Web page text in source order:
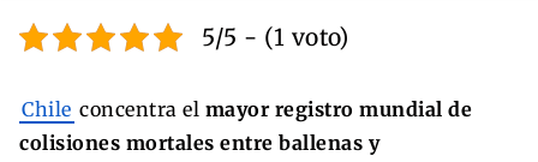
5/5 - (1 voto)
Chile concentra el mayor registro mundial de
colisiones mortales entre ballenas y